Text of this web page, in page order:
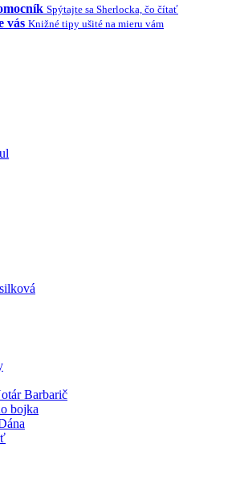
Spýtajte sa Sherlocka, čo čítať
vás Knižné tipy ušité na mieru vám
Barbarič
bojka